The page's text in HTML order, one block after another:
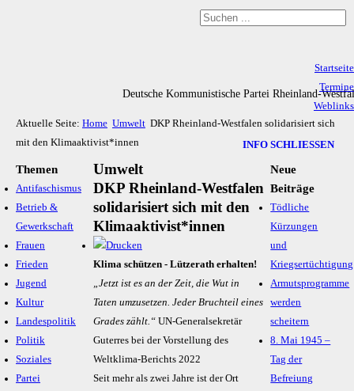
Deutsche Kommunistische Partei Rheinland-
Startseite
Termine
Weblinks
Archiv
Impressum & Datenschutz
Aktuelle Seite: Home Umwelt DKP Rheinland-Westfalen solidarisiert sich
mit den Klimaaktivist*innen
Themen
Antifaschismus
Betrieb &
Gewerkschaft
Frauen
Frieden
Jugend
Kultur
Landespolitik
Politik
Soziales
Partei
Umwelt
DKP Rheinland-Westfalen
solidarisiert sich mit den
Klimaaktivist*innen
Klima schützen - Lützerath erhalten!
„Jetzt ist es an der Zeit, die Wut in
Taten umzusetzen. Jeder Bruchteil eines
Grades zählt.“UN-Generalsekretär
Guterres bei der Vorstellung des
Weltklima-Berichts 2022
Seit mehr als zwei Jahre ist der Ort
INFO SCHLIESSEN
Neue
Beiträge
Tödliche
Kürzungen
und
Kriegsertüchtigung
Armutsprogramme
werden
scheitern
8. Mai 1945 –
Tag der
Befreiung